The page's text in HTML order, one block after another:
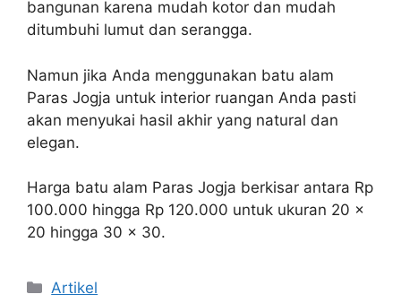
bangunan karena mudah kotor dan mudah
ditumbuhi lumut dan serangga.
Namun jika Anda menggunakan batu alam
Paras Jogja untuk interior ruangan Anda pasti
akan menyukai hasil akhir yang natural dan
elegan.
Harga batu alam Paras Jogja berkisar antara Rp
100.000 hingga Rp 120.000 untuk ukuran 20 x
20 hingga 30 x 30.
Kategori
Artikel